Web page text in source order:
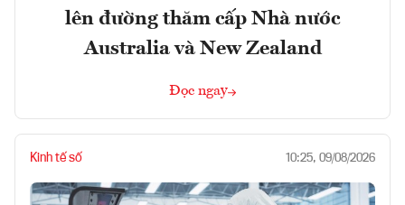
lên đường thăm cấp Nhà nước
Australia và New Zealand
Đọc ngay
Kinh tế số 10:25, 09/08/2026